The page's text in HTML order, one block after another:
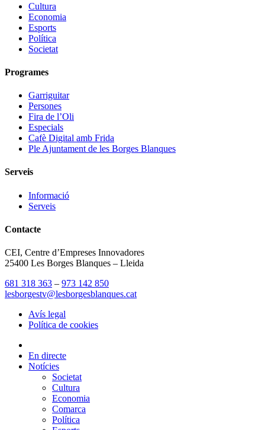
Cultura
Economia
Esports
Política
Societat
Programes
Garriguitar
Persones
Fira de l’Oli
Especials
Cafè Digital amb Frida
Ple Ajuntament de les Borges Blanques
Serveis
Informació
Serveis
Contacte
CEI, Centre d’Empreses Innovadores
25400 Les Borges Blanques – Lleida
681 318 363 – 973 142 850
lesborgestv@lesborgesblanques.cat
Avís legal
Política de cookies
En directe
Notícies
Societat
Cultura
Economia
Comarca
Política